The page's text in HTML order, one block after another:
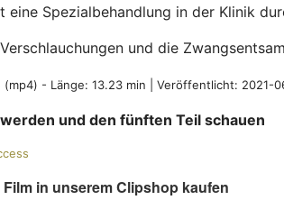
eine Spezialbehandlung in der Klinik
und die
(mp4) - Länge: 13.23 min | Veröffentlicht: 2021-
und den fünften Teil schauen
in unserem Clipshop kaufen